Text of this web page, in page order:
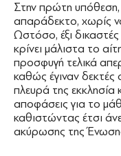
Στην πρώτη
απαράδεκτο, χωρίς
Ωστόσο, έξι
κρίνει μάλιστα το
προσφυγή τελικά
καθώς έγιναν δεκτές
πλευρά της εκκλησία
αποφάσεις για το
καθιστώντας έτσι
ακύρωσης της